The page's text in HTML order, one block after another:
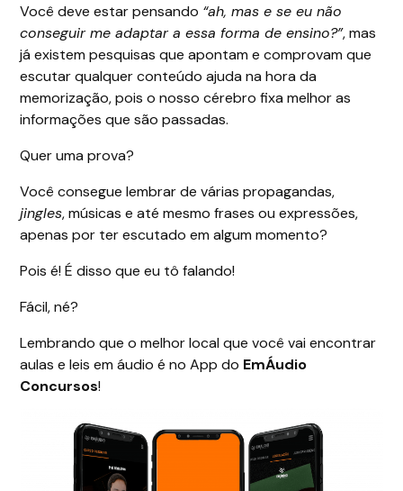
Você deve estar pensando “ah, mas e se eu não
conseguir me adaptar a essa forma de ensino?”, mas
já existem pesquisas que apontam e comprovam que
escutar qualquer conteúdo ajuda na hora da
memorização, pois o nosso cérebro fixa melhor as
informações que são passadas.
Quer uma prova?
Você consegue lembrar de várias propagandas,
jingles, músicas e até mesmo frases ou expressões,
apenas por ter escutado em algum momento?
Pois é! É disso que eu tô falando!
Fácil, né?
Lembrando que o melhor local que você vai encontrar
aulas e leis em áudio é no App do EmÁudio
Concursos!